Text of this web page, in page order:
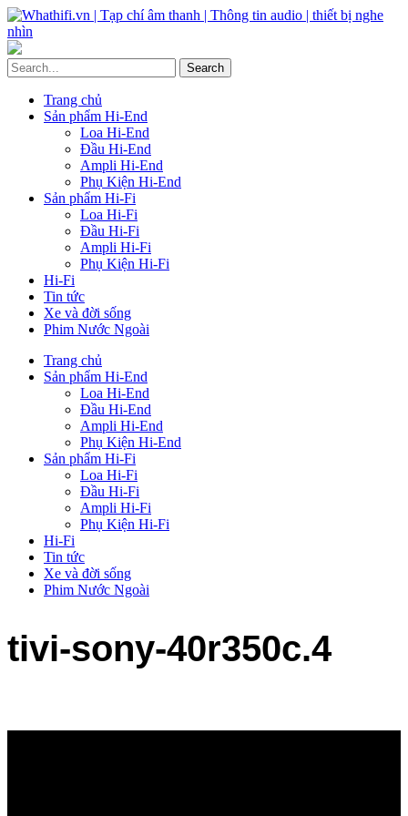
Trang chủ
Sản phẩm Hi-End
Loa Hi-End
Đầu Hi-End
Ampli Hi-End
Phụ Kiện Hi-End
Sản phẩm Hi-Fi
Loa Hi-Fi
Đầu Hi-Fi
Ampli Hi-Fi
Phụ Kiện Hi-Fi
Hi-Fi
Tin tức
Xe và đời sống
Phim Nước Ngoài
Trang chủ
Sản phẩm Hi-End
Loa Hi-End
Đầu Hi-End
Ampli Hi-End
Phụ Kiện Hi-End
Sản phẩm Hi-Fi
Loa Hi-Fi
Đầu Hi-Fi
Ampli Hi-Fi
Phụ Kiện Hi-Fi
Hi-Fi
Tin tức
Xe và đời sống
Phim Nước Ngoài
tivi-sony-40r350c.4